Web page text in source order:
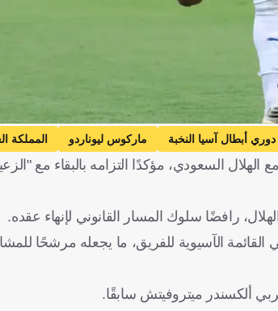
دوري أبطال آسيا النخبة ماركوس ليوناردو المملكة
الهلال السعودي، مؤكدًا التزامه بالبقاء مع
رافضًا سلوك المسار القانوني لإنهاء عقده.
الآسيوية للفريق، ما يجعله مرشحًا